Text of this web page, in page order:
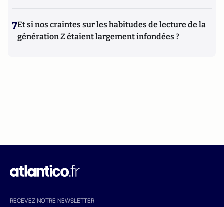
7Et si nos craintes sur les habitudes de lecture de la
génération Z étaient largement infondées ?
RECEVEZ NOTRE NEWSLETTER